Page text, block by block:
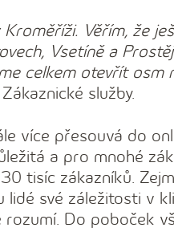
Věřím, že
Vsetíně a
celkem otevřít osm
služby.
více přesouvá do
a pro mnohé
tisíc zákazníků.
lidé své záležitosti v
Do poboček